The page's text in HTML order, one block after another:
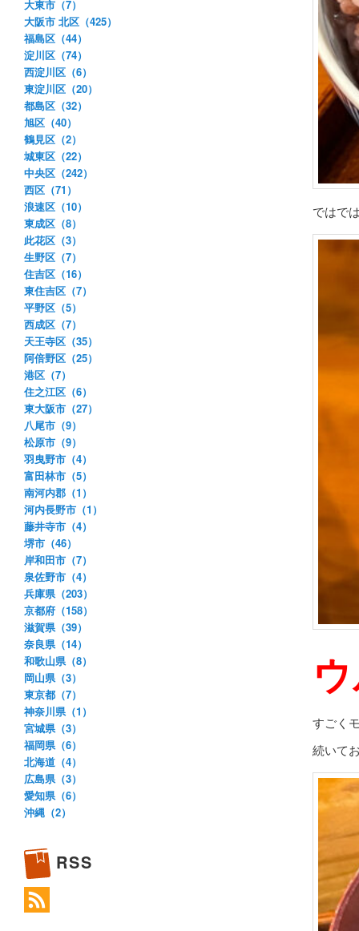
ではで
すごく
続いて
大東市（7）
大阪市 北区（425）
福島区（44）
淀川区（74）
西淀川区（6）
東淀川区（20）
都島区（32）
旭区（40）
鶴見区（2）
城東区（22）
中央区（242）
西区（71）
浪速区（10）
東成区（8）
此花区（3）
生野区（7）
住吉区（16）
東住吉区（7）
平野区（5）
西成区（7）
天王寺区（35）
阿倍野区（25）
港区（7）
住之江区（6）
東大阪市（27）
八尾市（9）
松原市（9）
羽曳野市（4）
富田林市（5）
南河内郡（1）
河内長野市（1）
藤井寺市（4）
堺市（46）
岸和田市（7）
泉佐野市（4）
兵庫県（203）
京都府（158）
滋賀県（39）
奈良県（14）
和歌山県（8）
岡山県（3）
東京都（7）
神奈川県（1）
宮城県（3）
福岡県（6）
北海道（4）
広島県（3）
愛知県（6）
沖縄（2）
RSS